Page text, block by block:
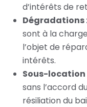
d’intérêts de
Dégradations
sont à la
l’objet de
intérêts.
Sous-location
sans l’accord
résiliation du